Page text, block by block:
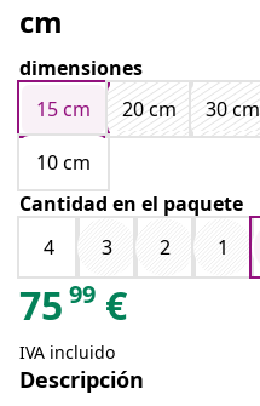
cm
dimensiones
15 cm
20 cm 30 cm
10 cm
Cantidad en el paquete
4
3 2 1
75 99 €
IVA incluido
Descripción